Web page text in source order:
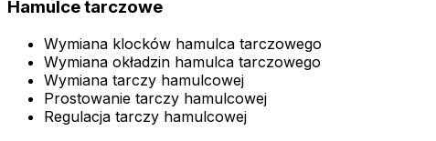
Hamulce tarczowe
Wymiana klocków hamulca tarczowego
Wymiana okładzin hamulca tarczowego
Wymiana tarczy hamulcowej
Prostowanie tarczy hamulcowej
Regulacja tarczy hamulcowej